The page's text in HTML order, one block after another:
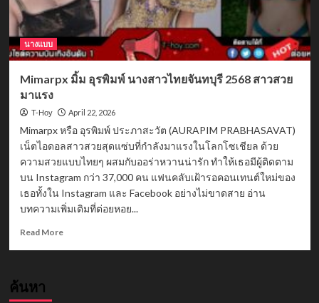
นางแบบ
Mimarpx มิ้ม อุรพิมพ์ นางสาวไทยจันทบุรี 2568 สาวสวย
มาแรง
T-Hoy April 22, 2026
Mimarpx หรือ อุรพิมพ์ ประภาสะวัต (AURAPIM PRABHASAVAT)
เน็ตไอดอลสาวสวยสุดแซ่บที่กำลังมาแรงในโลกโซเชียล ด้วย
ความสวยแบบไทยๆ ผสมกับออร่าหวานน่ารัก ทำให้เธอมีผู้ติดตาม
บน Instagram กว่า 37,000 คน แฟนคลับเฝ้ารอคอนเทนต์ใหม่ของ
เธอทั้งใน Instagram และ Facebook อย่างไม่ขาดสาย อ่าน
บทความเพิ่มเติมที่ต่อยหอย...
Read MoreRead
ค้นหา